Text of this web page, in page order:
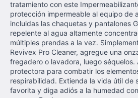
tratamiento con este
protección impermeable al equipo de
incluidas las chaquetas y pantalones
repelente al agua altamente
múltiples prendas a la vez.
Revivex Pro Cleaner, agregue una
fregadero o lavadora, luego séquelos.
protectora para combatir los
respirabilidad. Extienda la vida útil de
favorita y diga adiós a la humedad